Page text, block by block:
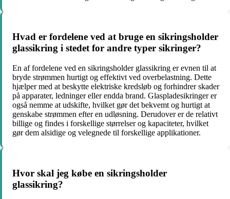
Hvad er fordelene ved at bruge en sikringsholder
glassikring i stedet for andre typer sikringer?
En af fordelene ved en sikringsholder glassikring er evnen til at
bryde strømmen hurtigt og effektivt ved overbelastning. Dette
hjælper med at beskytte elektriske kredsløb og forhindrer skader
på apparater, ledninger eller endda brand. Glaspladesikringer er
også nemme at udskifte, hvilket gør det bekvemt og hurtigt at
genskabe strømmen efter en udløsning. Derudover er de relativt
billige og findes i forskellige størrelser og kapaciteter, hvilket
gør dem alsidige og velegnede til forskellige applikationer.
Hvor skal jeg købe en sikringsholder
glassikring?